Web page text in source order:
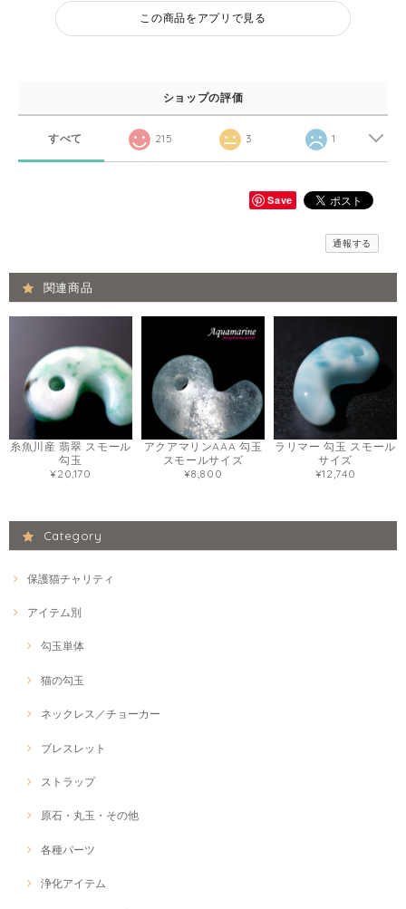
この商品をアプリで見る
ショップの評価
すべて 215 3 1
Save
通報する
関連商品
糸魚川産 翡翠 スモール
勾玉
¥20,170
アクアマリンAAA 勾玉
スモールサイズ
¥8,800
ラリマー 勾玉 スモール
サイズ
¥12,740
Category
保護猫チャリティ
アイテム別
勾玉単体
猫の勾玉
ネックレス／チョーカー
ブレスレット
ストラップ
原石・丸玉・その他
各種パーツ
浄化アイテム